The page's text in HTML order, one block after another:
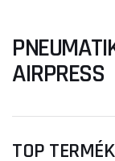
AIRPRESS
TOP